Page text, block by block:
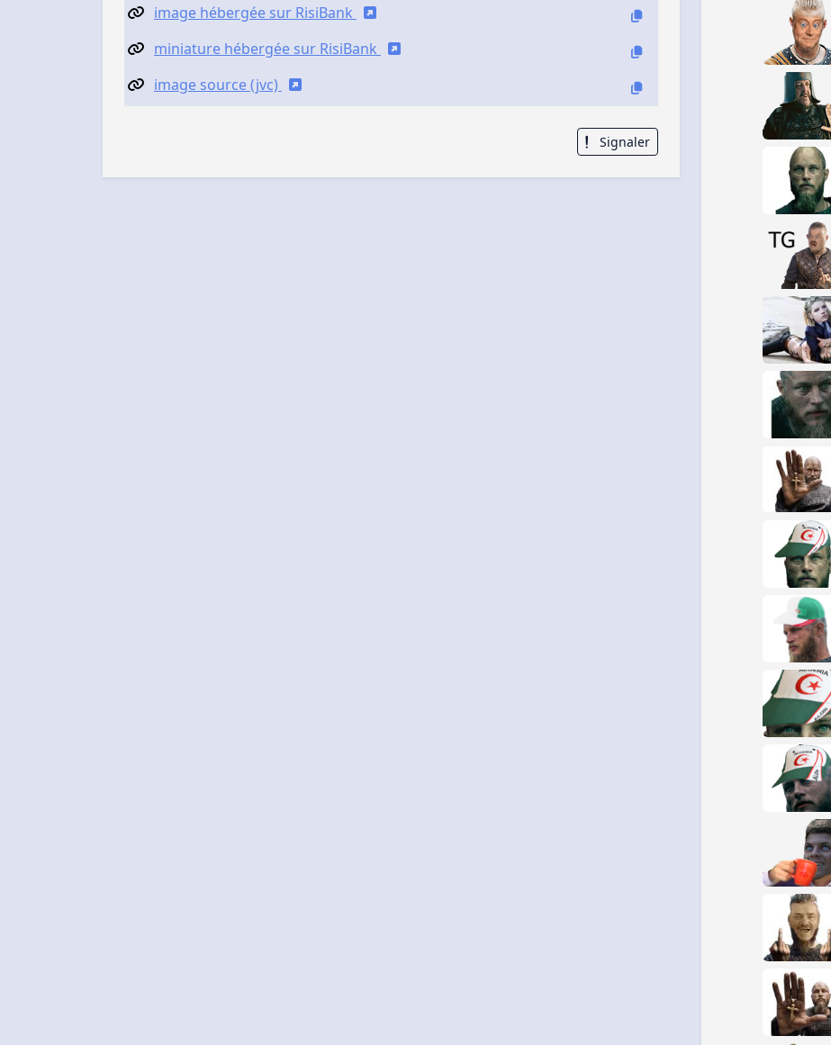
image hébergée sur RisiBank
miniature hébergée sur RisiBank
image source (jvc)
Signaler